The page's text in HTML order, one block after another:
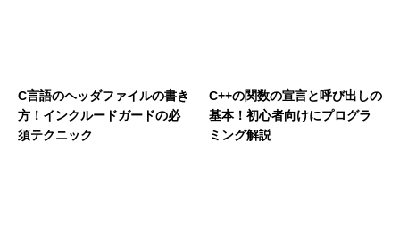
C言語のヘッダファイルの書き
方！インクルードガードの必
須テクニック
C++の関数の宣言と呼び出しの
基本！初心者向けにプログラ
ミング解説